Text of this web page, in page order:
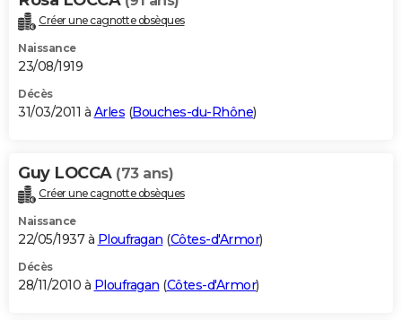
Créer une cagnotte obsèques
Naissance
23/08/1919
Décès
31/03/2011 à Arles (Bouches-du-Rhône)
Guy LOCCA (73 ans)
Créer une cagnotte obsèques
Naissance
22/05/1937 à Ploufragan (Côtes-d'Armor)
Décès
28/11/2010 à Ploufragan (Côtes-d'Armor)